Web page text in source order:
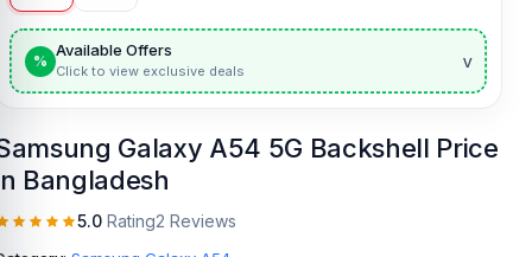
%
Available Offers
Click to view exclusive deals v
Galaxy A54 5G Backshell Price
Bangladesh
5.0 Rating2 Reviews